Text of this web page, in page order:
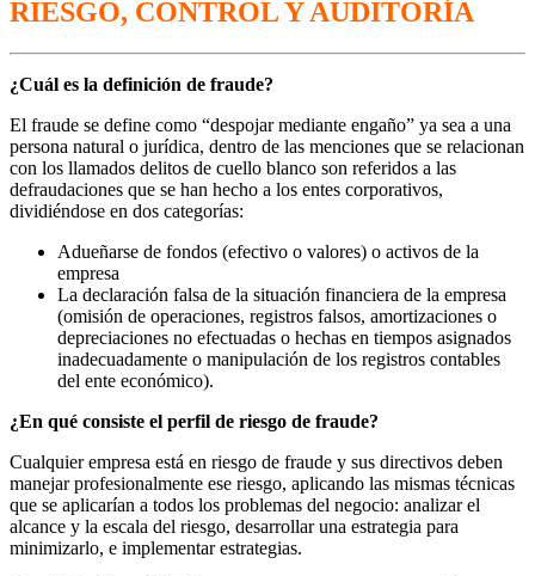
RIESGO, CONTROL Y AUDITORÍA
¿Cuál es la definición de fraude?
El fraude se define como “despojar mediante engaño” ya sea a una
persona natural o jurídica, dentro de las menciones que se relacionan
con los llamados delitos de cuello blanco son referidos a las
defraudaciones que se han hecho a los entes corporativos,
dividiéndose en dos categorías:
Adueñarse de fondos (efectivo o valores) o activos de la
empresa
La declaración falsa de la situación financiera de la empresa
(omisión de operaciones, registros falsos, amortizaciones o
depreciaciones no efectuadas o hechas en tiempos asignados
inadecuadamente o manipulación de los registros contables
del ente económico).
¿En qué consiste el perfil de riesgo de fraude?
Cualquier empresa está en riesgo de fraude y sus directivos deben
manejar profesionalmente ese riesgo, aplicando las mismas técnicas
que se aplicarían a todos los problemas del negocio: analizar el
alcance y la escala del riesgo, desarrollar una estrategia para
minimizarlo, e implementar estrategias.